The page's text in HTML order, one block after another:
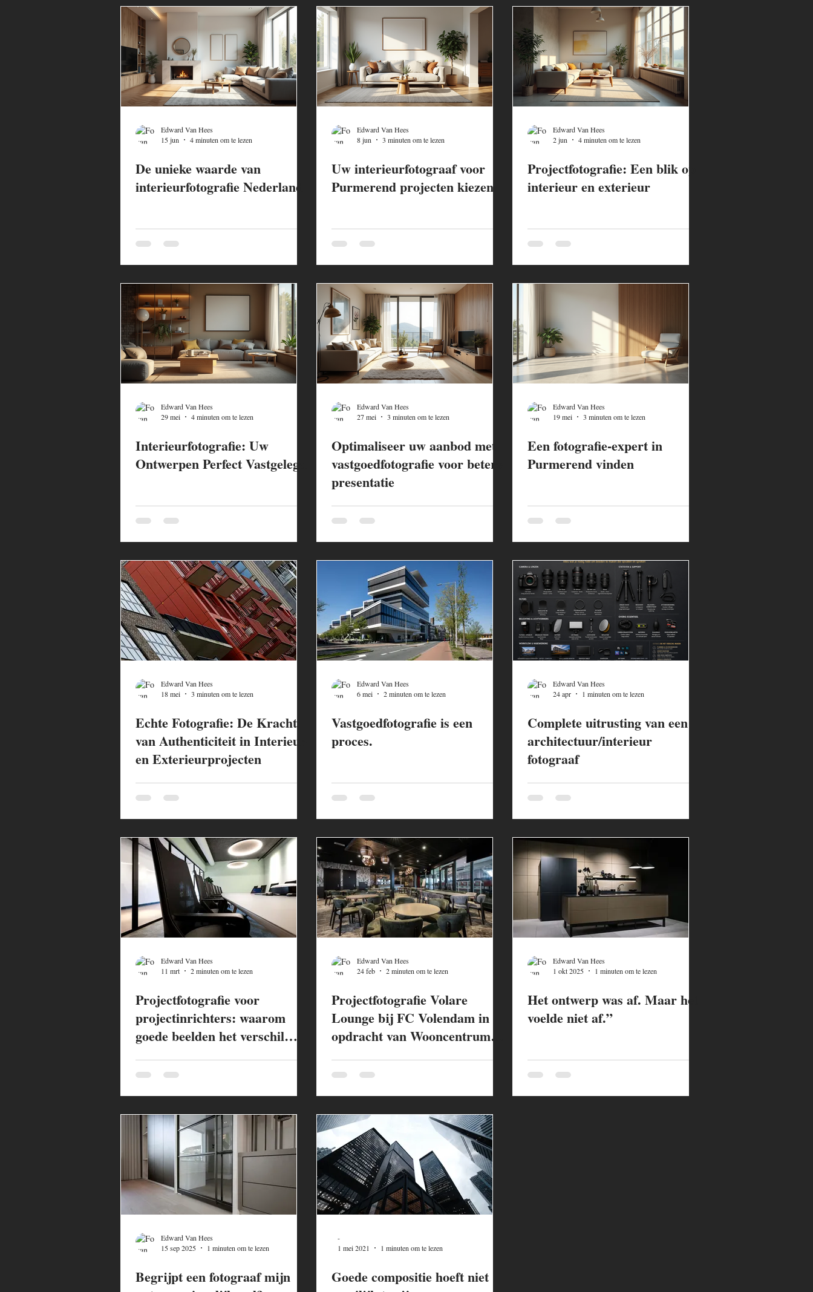
Edward Van Hees
15 jun
4 minuten om te lezen
De unieke waarde van
interieurfotografie Nederland
Edward Van Hees
8 jun
3 minuten om te lezen
Uw interieurfotograaf voor
Purmerend projecten kiezen
Edward Van Hees
2 jun
4 minuten om te lezen
Projectfotografie: Een blik op
interieur en exterieur
Edward Van Hees
29 mei
4 minuten om te lezen
Interieurfotografie: Uw
Ontwerpen Perfect Vastgelegd
Edward Van Hees
27 mei
3 minuten om te lezen
Optimaliseer uw aanbod met
vastgoedfotografie voor betere
presentatie
Edward Van Hees
19 mei
3 minuten om te lezen
Een fotografie-expert in
Purmerend vinden
Edward Van Hees
18 mei
3 minuten om te lezen
Echte Fotografie: De Kracht
van Authenticiteit in Interieur-
en Exterieurprojecten
Edward Van Hees
6 mei
2 minuten om te lezen
Vastgoedfotografie is een
proces.
Edward Van Hees
24 apr
1 minuten om te lezen
Complete uitrusting van een
architectuur/interieur
fotograaf
Edward Van Hees
11 mrt
2 minuten om te lezen
Projectfotografie voor
projectinrichters: waarom
goede beelden het verschil
Edward Van Hees
24 feb
2 minuten om te lezen
Projectfotografie Volare
Lounge bij FC Volendam in
opdracht van Wooncentrum
Edward Van Hees
1 okt 2025
1 minuten om te lezen
Het ontwerp was af. Maar het
voelde niet af.”
Edward Van Hees
15 sep 2025
1 minuten om te lezen
Begrijpt een fotograaf mijn
-
1 mei 2021
1 minuten om te lezen
Goede compositie hoeft niet